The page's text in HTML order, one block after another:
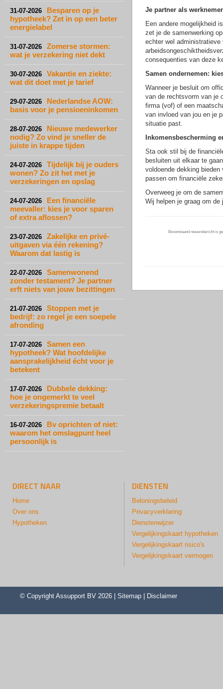
31-07-2026
Besparen op je
hypotheek? Zet in op een beter
energielabel
31-07-2026
Zomerse stormen:
wat je verzekering niet dekt
30-07-2026
Vakantie en ziekte:
wat dit doet met je tarief
29-07-2026
Nederlandse AOW:
basis voor je pensioeninkomen
28-07-2026
Nieuwe medewerker
nodig? Zo vind je sneller de
juiste in krappe tijden
24-07-2026
Tijdelijk bij je ouders
wonen? Zo zit het met je
verzekeringen en opslag
24-07-2026
Een financiële
meevaller: kies je voor sparen
of extra aflossen?
23-07-2026
Zakelijke en privé-
uitgaven via één rekening?
Waarom dat lastig is
22-07-2026
Samenwonend
zonder testament? Je partner
erft niets van jouw bezittingen
21-07-2026
Stoppen met je
bedrijf: zo regel je een soepele
afronding
17-07-2026
Samen een
hypotheek? Wat hoofdelijke
aansprakelijkheid écht voor je
betekent
17-07-2026
Dubbele dekking:
hoe je ongemerkt te veel
verzekeringspremie betaalt
16-07-2026
Bv oprichten of niet:
waarom het omslagpunt heel
persoonlijk is
Je partner als werknemer
Een andere mogelijkheid
zet je de samenwerking
echter wel
consequenties van deze
Samen ondernemen:
Wanneer je besluit om
van de rechtsvorm van je
firma (vof) of een
van invloed van jou en je
situatie past.
Inkomensbescherming
Sta ook stil bij de
besluiten uit elkaar te
voldoende dekking
passen om financiële
Overweeg je om de
Wij helpen je graag om
Bovenstaand nieuwsbericht is
DIRECT NAAR
Home
Over ons
Hypotheken
DIENSTEN
Beloningsbeleid
Privacyverklaring
Dienstenwijzer
Vergelijkingskaart hypotheken
Vergelijkingskaart risico's
Vergelijkingskaart vermogen
© Copyright Assupport BV 2026 | Sitemap Disclaimer